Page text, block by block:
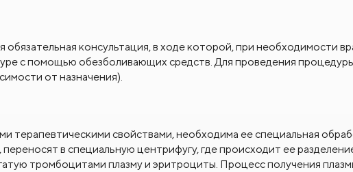
консультация, в ходе которой, при необходимости
с помощью обезболивающих средств. Для проведения
от назначения).
терапевтическими свойствами, необходима ее специальная
в специальную центрифугу, где происходит ее
тромбоцитами плазму и эритроциты. Процесс получения